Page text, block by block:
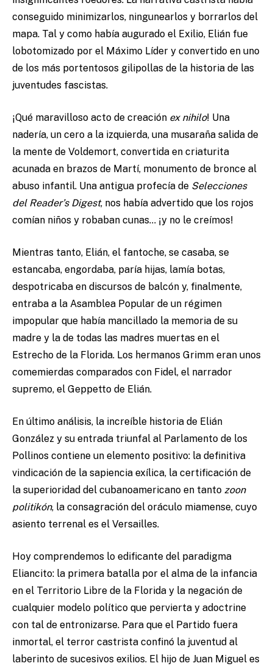
conseguido minimizarlos, ningunearlos y borrarlos del
mapa. Tal y como había augurado el Exilio, Elián fue
lobotomizado por el Máximo Líder y convertido en uno
de los más portentosos gilipollas de la historia de las
juventudes fascistas.
¡Qué maravilloso acto de creación ex nihilo! Una
nadería, un cero a la izquierda, una musaraña salida de
la mente de Voldemort, convertida en criaturita
acunada en brazos de Martí, monumento de bronce al
abuso infantil. Una antigua profecía de Selecciones
del Reader’s Digest, nos había advertido que los rojos
comían niños y robaban cunas… ¡y no le creímos!
Mientras tanto, Elián, el fantoche, se casaba, se
estancaba, engordaba, paría hijas, lamía botas,
despotricaba en discursos de balcón y, finalmente,
entraba a la Asamblea Popular de un régimen
impopular que había mancillado la memoria de su
madre y la de todas las madres muertas en el
Estrecho de la Florida. Los hermanos Grimm eran unos
comemierdas comparados con Fidel, el narrador
supremo, el Geppetto de Elián.
En último análisis, la increíble historia de Elián
González y su entrada triunfal al Parlamento de los
Pollinos contiene un elemento positivo: la definitiva
vindicación de la sapiencia exílica, la certificación de
la superioridad del cubanoamericano en tanto zoon
politikón, la consagración del oráculo miamense, cuyo
asiento terrenal es el Versailles.
Hoy comprendemos lo edificante del paradigma
Eliancito: la primera batalla por el alma de la infancia
en el Territorio Libre de la Florida y la negación de
cualquier modelo político que pervierta y adoctrine
con tal de entronizarse. Para que el Partido fuera
inmortal, el terror castrista confinó la juventud al
laberinto de sucesivos exilios. El hijo de Juan Miguel es